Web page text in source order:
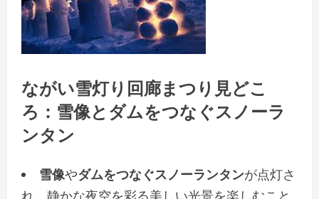
ながい雪灯り回廊まつり見どこ
ろ：雪像とダムをつなぐスノーラ
ンタン
雪像やダムをつなぐスノーランタンが点灯さ
れ、静かな夜空を彩る美しい光景を楽しむこと